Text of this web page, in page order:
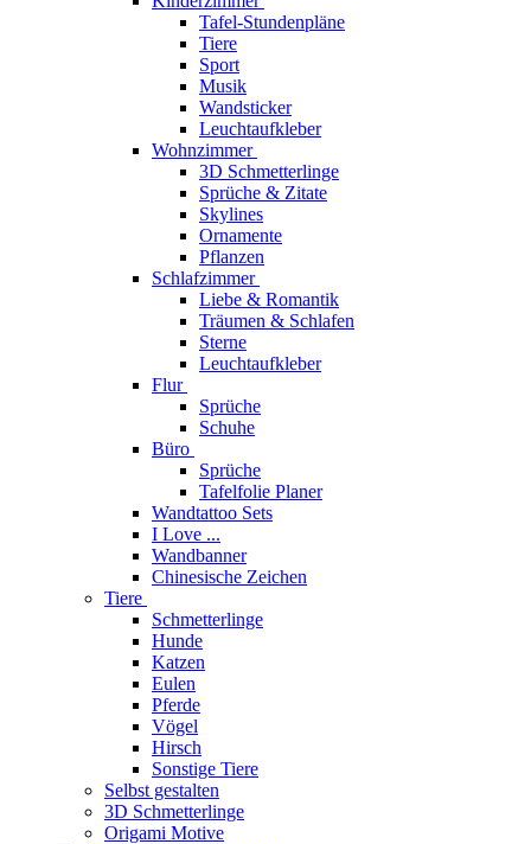
Tafel-Stundenpläne
Tiere
Sport
Musik
Wandsticker
Leuchtaufkleber
Wohnzimmer
3D Schmetterlinge
Sprüche & Zitate
Skylines
Ornamente
Pflanzen
Schlafzimmer
Liebe & Romantik
Träumen & Schlafen
Sterne
Leuchtaufkleber
Flur
Sprüche
Schuhe
Büro
Sprüche
Tafelfolie Planer
Wandtattoo Sets
I Love ...
Wandbanner
Chinesische Zeichen
Tiere
Schmetterlinge
Hunde
Katzen
Eulen
Pferde
Vögel
Hirsch
Sonstige Tiere
Selbst gestalten
3D Schmetterlinge
Origami Motive